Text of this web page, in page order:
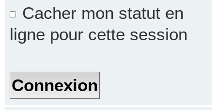
Cacher mon statut en
ligne pour cette session